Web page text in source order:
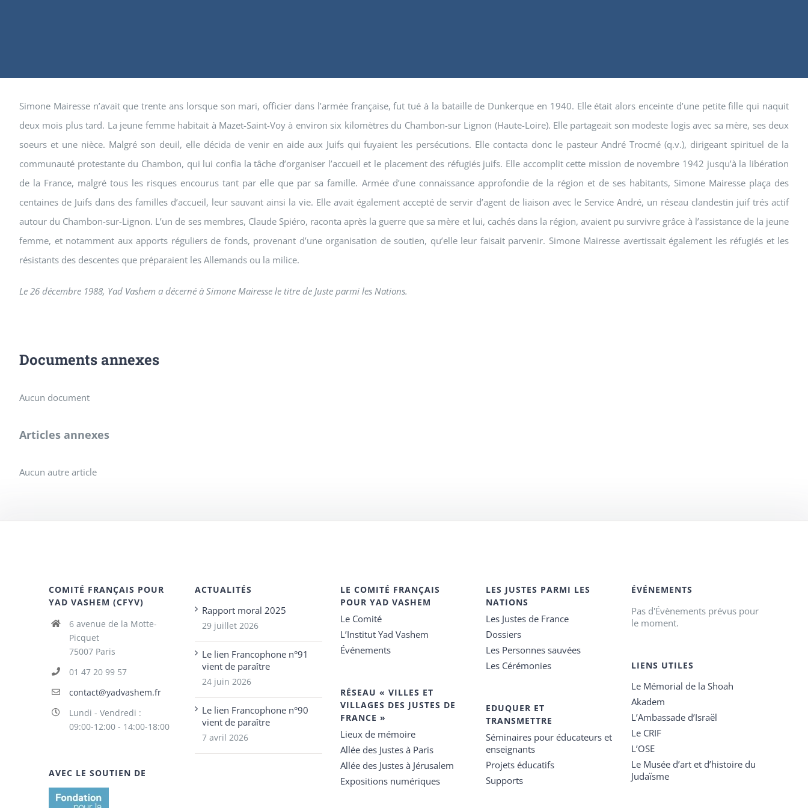
Simone Mairesse n’avait que trente ans lorsque son mari, officier dans l’armée française, fut tué à la bataille de Dunkerque en 1940. Elle était alors enceinte d’une petite fille qui naquit
deux mois plus tard. La jeune femme habitait à Mazet-Saint-Voy à environ six kilomètres du Chambon-sur Lignon (Haute-Loire). Elle partageait son modeste logis avec sa mère, ses deux
soeurs et une nièce. Malgré son deuil, elle décida de venir en aide aux Juifs qui fuyaient les persécutions. Elle contacta donc le pasteur André Trocmé (q.v.), dirigeant spirituel de la
communauté protestante du Chambon, qui lui confia la tâche d’organiser l’accueil et le placement des réfugiés juifs. Elle accomplit cette mission de novembre 1942 jusqu’à la libération
de la France, malgré tous les risques encourus tant par elle que par sa famille. Armée d’une connaissance approfondie de la région et de ses habitants, Simone Mairesse plaça des
centaines de Juifs dans des familles d’accueil, leur sauvant ainsi la vie. Elle avait également accepté de servir d’agent de liaison avec le Service André, un réseau clandestin juif trés actif
autour du Chambon-sur-Lignon. L’un de ses membres, Claude Spiéro, raconta après la guerre que sa mère et lui, cachés dans la région, avaient pu survivre grâce à l’assistance de la jeune
femme, et notamment aux apports réguliers de fonds, provenant d’une organisation de soutien, qu’elle leur faisait parvenir. Simone Mairesse avertissait également les réfugiés et les
résistants des descentes que préparaient les Allemands ou la milice.
Le 26 décembre 1988, Yad Vashem a décerné à Simone Mairesse le titre de Juste parmi les Nations.
Documents annexes
Aucun document
Articles annexes
Aucun autre article
COMITÉ FRANÇAIS POUR
YAD VASHEM (CFYV)
6 avenue de la Motte-
Picquet
75007 Paris
01 47 20 99 57
contact@yadvashem.fr
Lundi - Vendredi :
09:00-12:00 - 14:00-18:00
AVEC LE SOUTIEN DE
ACTUALITÉS
Rapport moral 2025
29 juillet 2026
Le lien Francophone n°91
vient de paraître
24 juin 2026
Le lien Francophone n°90
vient de paraître
7 avril 2026
LE COMITÉ FRANÇAIS
POUR YAD VASHEM
Le Comité
L’Institut Yad Vashem
Événements
RÉSEAU « VILLES ET
VILLAGES DES JUSTES DE
FRANCE »
Lieux de mémoire
Allée des Justes à Paris
Allée des Justes à Jérusalem
Expositions numériques
LES JUSTES PARMI LES
NATIONS
Les Justes de France
Dossiers
Les Personnes sauvées
Les Cérémonies
EDUQUER ET
TRANSMETTRE
Séminaires pour éducateurs et
enseignants
Projets éducatifs
Supports
ÉVÉNEMENTS
Pas d'Évènements prévus pour
le moment.
LIENS UTILES
Le Mémorial de la Shoah
Akadem
L’Ambassade d’Israël
Le CRIF
L’OSE
Le Musée d’art et d’histoire du
Judaïsme